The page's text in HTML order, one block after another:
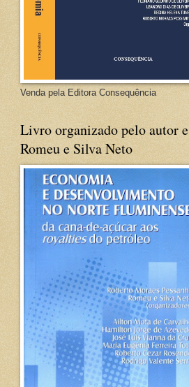
Venda pela Editora Consequência
Livro organizado pelo autor e
Romeu e Silva Neto